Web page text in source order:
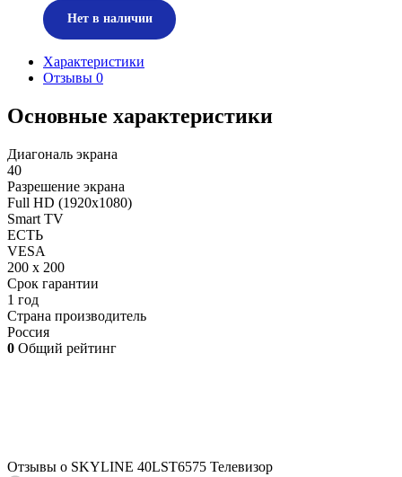
Нет в наличии
Характеристики
Отзывы 0
Основные характеристики
Диагональ экрана
40
Разрешение экрана
Full HD (1920x1080)
Smart TV
ЕСТЬ
VESA
200 x 200
Срок гарантии
1 год
Страна производитель
Россия
0 Общий рейтинг
Отзывы о SKYLINE 40LST6575 Телевизор